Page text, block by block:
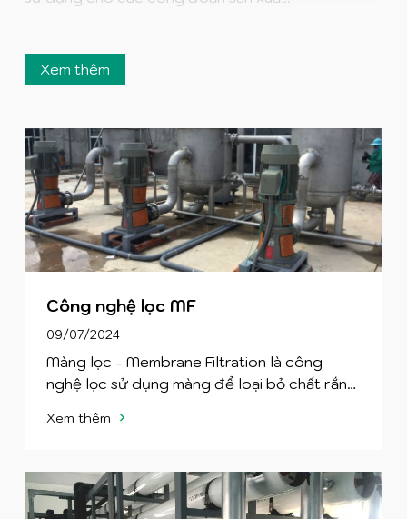
Giải pháp công nghệ
Lọc thô
Lọc tinh
Xem thêm
Công nghệ lọc MF
09/07/2024
Màng lọc - Membrane Filtration là công
nghệ lọc sử dụng màng để loại bỏ chất rắn
kích thước lọc <1μm và áp lực lọc tùy thuộc
Xem thêm